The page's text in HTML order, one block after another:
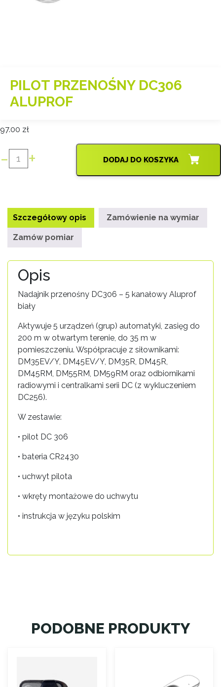
PILOT PRZENOŚNY DC306
ALUPROF
97.00 zł
-
ilość
ALUPROF
+ DODAJ DO KOSZYKA
Szczegółowy opis Zamówienie na wymiar
Zamów pomiar
Opis
Nadajnik przenośny DC306 – 5 kanałowy Aluprof
biały
Aktywuje 5 urządzeń (grup) automatyki, zasięg do
200 m w otwartym terenie, do 35 m w
pomieszczeniu. Współpracuje z siłownikami:
DM35EV/Y, DM45EV/Y, DM35R, DM45R,
DM45RM, DM55RM, DM59RM oraz odbiornikami
radiowymi i centralkami serii DC (z wykluczeniem
DC256).
W zestawie:
• pilot DC 306
• bateria CR2430
• uchwyt pilota
• wkręty montażowe do uchwytu
• instrukcja w języku polskim
PODOBNE PRODUKTY